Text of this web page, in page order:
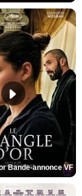
Bande-annonce VF